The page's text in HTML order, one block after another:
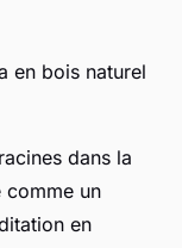
en bois naturel
dans la
comme un
en